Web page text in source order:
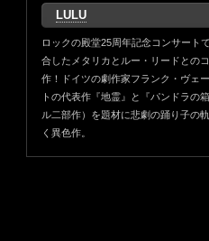
LULU
ロックの殿堂25周年記念コンサート
合したメタリカとルー・リードとの
作！ドイツの劇作家フランク・ヴェ
トの代表作『地霊』と『パンドラの
ル二部作）を題材に悲劇の踊り子の
く異色作。